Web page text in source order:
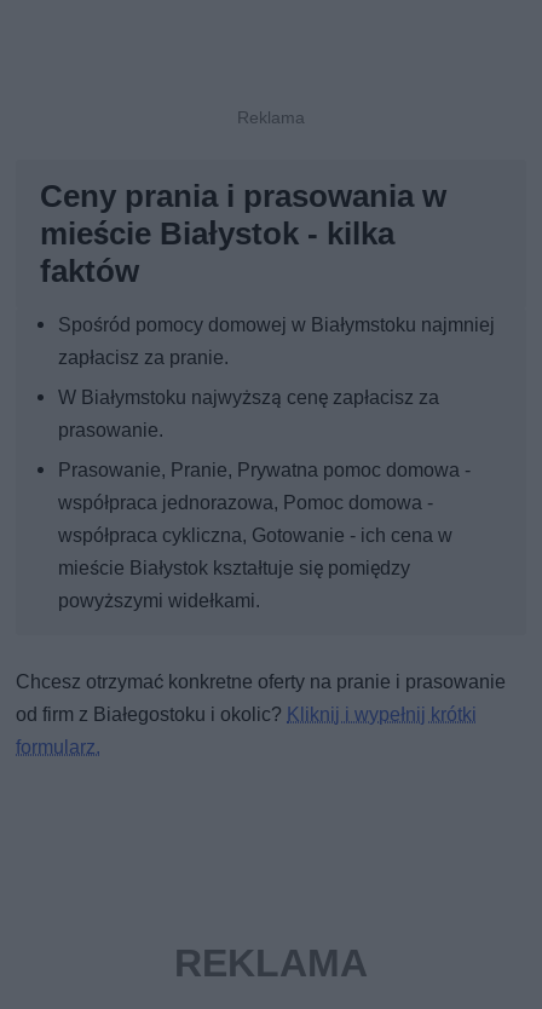
Ceny prania i prasowania w
mieście Białystok - kilka
faktów
Spośród pomocy domowej w Białymstoku najmniej
zapłacisz za pranie.
W Białymstoku najwyższą cenę zapłacisz za
prasowanie.
Prasowanie, Pranie, Prywatna pomoc domowa -
współpraca jednorazowa, Pomoc domowa -
współpraca cykliczna, Gotowanie - ich cena w
mieście Białystok kształtuje się pomiędzy
powyższymi widełkami.
Chcesz otrzymać konkretne oferty na pranie i prasowanie
od firm z Białegostoku i okolic? Kliknij i wypełnij krótki
formularz.